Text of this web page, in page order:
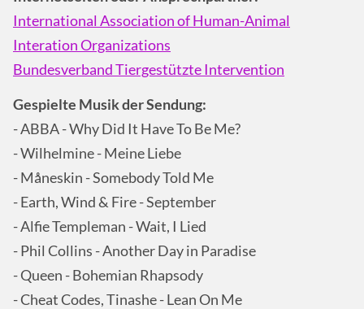
International Association of Human-Animal
Interation Organizations
Bundesverband Tiergestützte Intervention
Gespielte Musik der Sendung:
- ABBA - Why Did It Have To Be Me?
- Wilhelmine - Meine Liebe
- Måneskin - Somebody Told Me
- Earth, Wind & Fire - September
- Alfie Templeman - Wait, I Lied
- Phil Collins - Another Day in Paradise
- Queen - Bohemian Rhapsody
- Cheat Codes, Tinashe - Lean On Me